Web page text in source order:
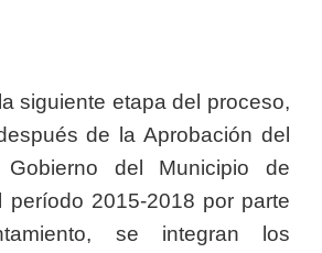
siguiente etapa del proceso,
de la Aprobación del
Gobierno del Municipio de
período 2015-2018 por parte
se integran los